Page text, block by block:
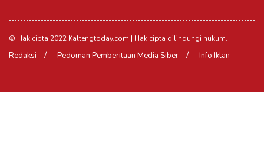
© Hak cipta 2022 Kaltengtoday.com | Hak cipta dilindungi hukum.
Redaksi Pedoman Pemberitaan Media Siber Info Iklan